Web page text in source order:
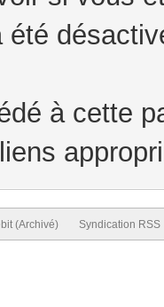
à cette
(Archivé) Syndication RSS